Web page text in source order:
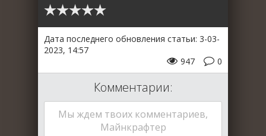
Дата последнего обновления статьи: 3-03-
2023, 14:57
0
947
Комментарии:
Мы ждем твоих комментариев,
Майнкрафтер